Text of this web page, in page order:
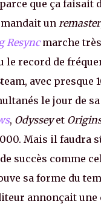
que ça faisait
un remaster
Resyncmarche
le record de
avec presque
le jour de
, Odysseyet
Mais il faudra
succès comme
sa forme du
annonçait une